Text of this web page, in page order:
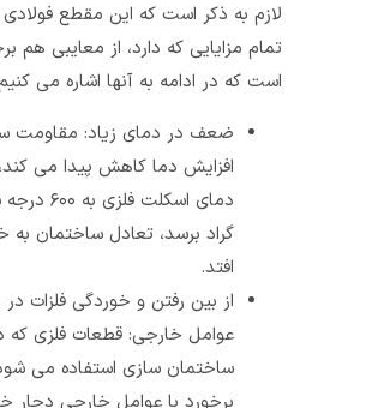
لازم به ذکر است که این مقطع فولادی در کنار
تمام مزایایی که دارد، از معایبی هم برخوردار
است که در ادامه به آنها اشاره می‌ کنیم:
ضعف در دمای زیاد: مقاومت ساختمان با
افزایش دما کاهش پیدا می‌ کند، یعنی اگر
دمای اسکلت فلزی به ۶۰۰ درجه‌ سانتی‌
گراد برسد، تعادل ساختمان به خطر می‌
از بین‌ رفتن و خوردگی فلزات در مقابل
عوامل خارجی: قطعات فلزی که در
ساختمان‌ سازی استفاده می‌ شود، در اثر
برخورد با عوامل خارجی دچار خوردگی می‌